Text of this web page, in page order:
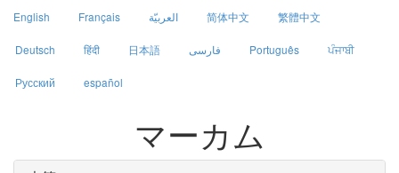
English Français العربيّة 简体中文 繁體中文
Deutsch हिंदी 日本語 فارسی Português ਪੰਜਾਬੀ
Русский español
マーカム